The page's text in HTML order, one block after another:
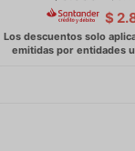
$